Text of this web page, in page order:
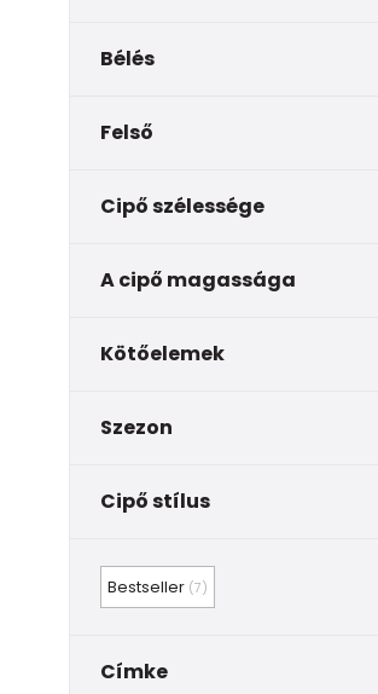
Bélés
Felső
Cipő szélessége
A cipő magassága
Kötőelemek
Szezon
Cipő stílus
Bestseller (7)
Címke